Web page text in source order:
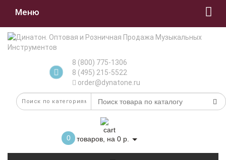
Меню
8 (800) 775-1306
8 (495) 215-5522
order@dynatone.ru
0 товаров, на 0 р.